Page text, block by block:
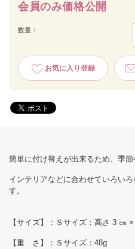
会員のみ価格公開
数量：
お気に入り登録
簡単に付け替えが出来るため、季節
インテリアなどに合わせていろい
す。
【サイズ】：Ｓサイズ：高さ 3 ㎝
【重 さ】：Ｓサイズ：48g